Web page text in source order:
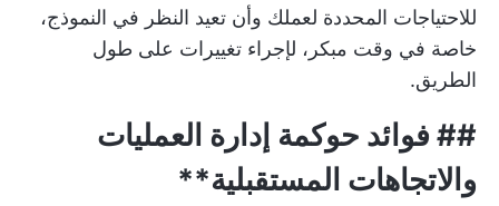
للاحتياجات المحددة لعملك وأن تعيد النظر في النموذج،
خاصة في وقت مبكر، لإجراء تغييرات على طول
الطريق.
## فوائد حوكمة إدارة العمليات
والاتجاهات المستقبلية**